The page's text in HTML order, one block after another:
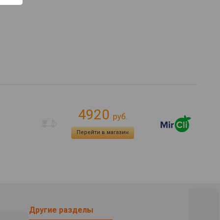
4920 руб.
Перейти в магазин
Другие разделы